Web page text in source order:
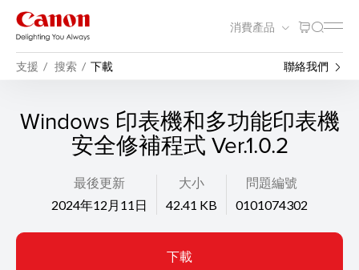
消費產品
支援 搜索 下載 聯絡我們
Windows 印表機和多功能印表機
安全修補程式 Ver.1.0.2
最後更新
2024年12月11日
大小
42.41 KB
問題編號
0101074302
下載